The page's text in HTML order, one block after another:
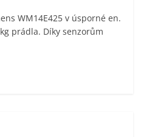
WM14E425 v úsporné en.
prádla. Díky senzorům